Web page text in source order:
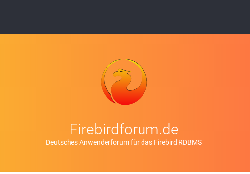
Firebirdforum.de
Deutsches Anwenderforum für das Firebird RDBMS